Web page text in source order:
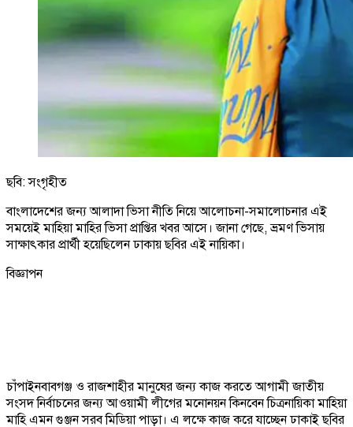
ছবি: সংগৃহীত
বাংলাদেশের জন্য আলাদা ভিসা নীতি নিয়ে আলোচনা-সমালোচনার এই
সময়েই মাহিয়া মাহির ভিসা প্রাপ্তির খবর আসে। জানা গেছে, ভ্রমণ ভিসায়
সাক্ষাৎকার প্রার্থী হয়েছিলেন ঢাকায় ছবির এই নায়িকা।
বিজ্ঞাপন
চাঁপাইনবাবগঞ্জ ও রাজশাহীর মানুষের জন্য কাজ করতে আগামী জাতীয়
সংসদ নির্বাচনের জন্য আওয়ামী লীগের মনোনয়ন কিনবেন চিত্রনায়িকা মাহিয়া
মাহি এমন গুঞ্জন সরব মিডিয়া পাড়া। এ লক্ষে কাজ করে যাচ্ছেন ঢাকাই ছবির